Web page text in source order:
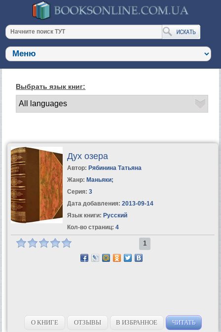
Выбрать язык книг:
Дух озера
Автор: Рябинина Татьяна
Жанр: Маньяки;
Серия: 3
Дата добавления: 2013-09-14
Язык книги: Русский
Кол-во страниц: 4
1
О КНИГЕ ОТЗЫВЫ В ИЗБРАННОЕ ЧИТАТЬ